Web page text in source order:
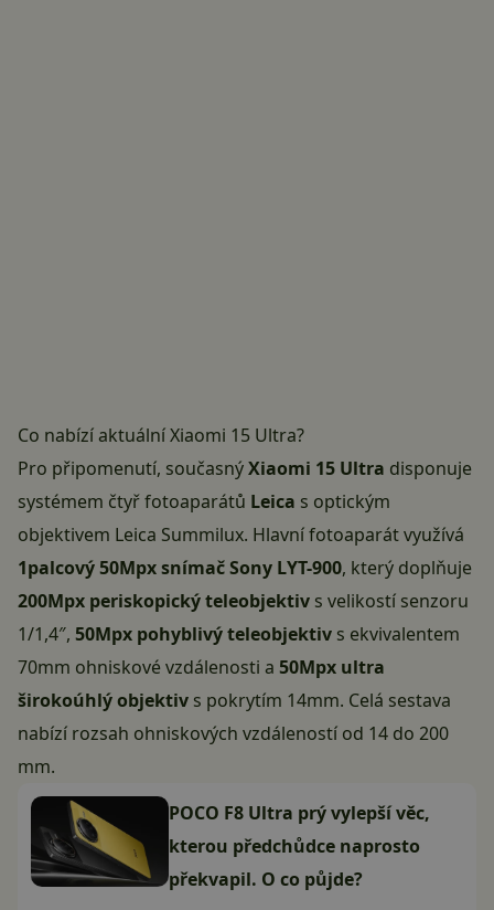
Co nabízí aktuální Xiaomi 15 Ultra?
Pro připomenutí, současnýXiaomi 15 Ultra disponuje
systémem čtyř fotoaparátů Leica s optickým
objektivem Leica Summilux. Hlavní fotoaparát využívá
1palcový 50Mpx snímač Sony LYT-900, který doplňuje
200Mpx periskopický teleobjektiv s velikostí senzoru
1/1,4″, 50Mpx pohyblivý teleobjektiv s ekvivalentem
70mm ohniskové vzdálenosti a 50Mpx ultra
širokoúhlý objektiv s pokrytím 14mm. Celá sestava
nabízí rozsah ohniskových vzdáleností od 14 do 200
mm.
POCO F8 Ultra prý vylepší věc,
kterou předchůdce naprosto
překvapil. O co půjde?